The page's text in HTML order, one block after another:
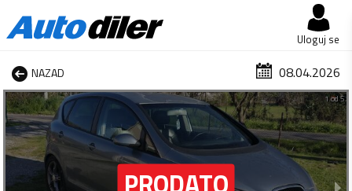
Uloguj se
NAZAD 08.04.2026
1 od 5